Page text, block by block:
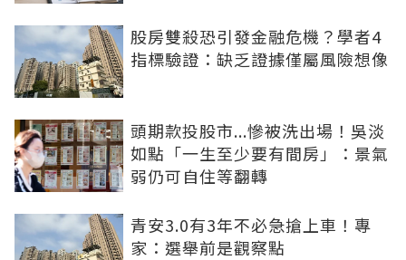
股房雙殺恐引發金融危機？學者4
指標驗證：缺乏證據僅屬風險想像
頭期款投股市...慘被洗出場！吳淡
如點「一生至少要有間房」：景氣
弱仍可自住等翻轉
青安3.0有3年不必急搶上車！專
家：選舉前是觀察點